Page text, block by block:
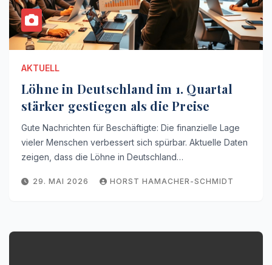
AKTUELL
Löhne in Deutschland im 1. Quartal
stärker gestiegen als die Preise
Gute Nachrichten für Beschäftigte: Die finanzielle Lage
vieler Menschen verbessert sich spürbar. Aktuelle Daten
zeigen, dass die Löhne in Deutschland…
29. MAI 2026 HORST HAMACHER-SCHMIDT